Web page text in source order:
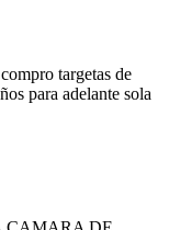
targetas de
para adelante sola